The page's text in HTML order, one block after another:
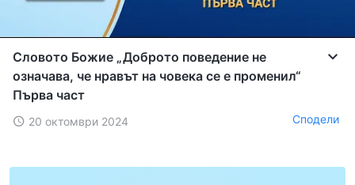
Словото Божие „Доброто поведение не
означава, че нравът на човека се е променил“
Първа част
20 октомври 2024 Сподели